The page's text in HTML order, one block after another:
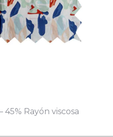
45% Rayón viscosa